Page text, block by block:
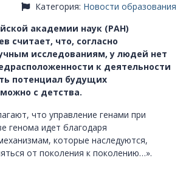
Категория: Новости образования
академии наук (РАН)
считает, что, согласно
исследованиям, у людей нет
к деятельности
потенциал будущих
с детства.
что управление генами при
генома идет благодаря
которые наследуются,
от поколения к поколению…».